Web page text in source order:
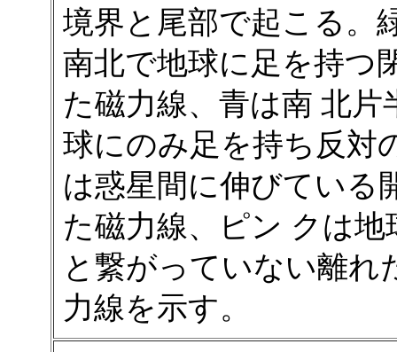
境界と尾部で起こる。
南北で地球に足を持つ
た磁力線、青は南 北片
球にのみ足を持ち反対
は惑星間に伸びている
た磁力線、ピン クは地
と繋がっていない離れ
力線を示す。